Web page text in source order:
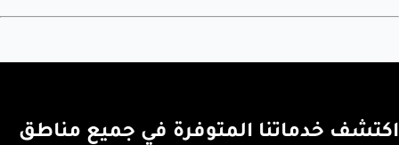
اكتشف خدماتنا المتوفرة في جميع مناطق